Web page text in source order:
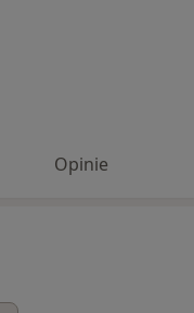
Opinie